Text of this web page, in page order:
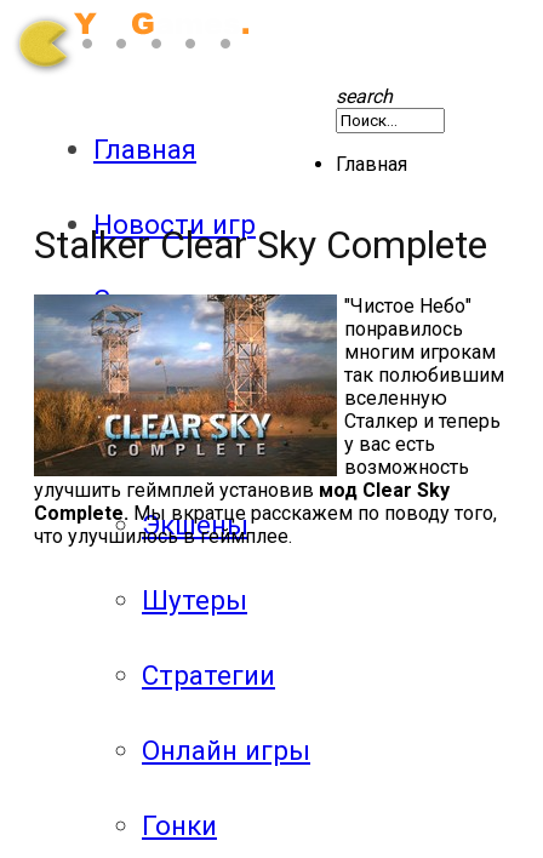
Главная
Новости игр
Секреты
Патчи
Обзоры
Экшены
Шутеры
Стратегии
Онлайн игры
Гонки
search
Главная
Stalker Clear Sky Complete
"Чистое Небо"
понравилось
многим игрокам
так полюбившим
вселенную
Сталкер и теперь
у вас есть
возможность
улучшить геймплей установив мод Clear Sky
Complete. Мы вкратце расскажем по поводу того,
что улучшилось в геймплее.